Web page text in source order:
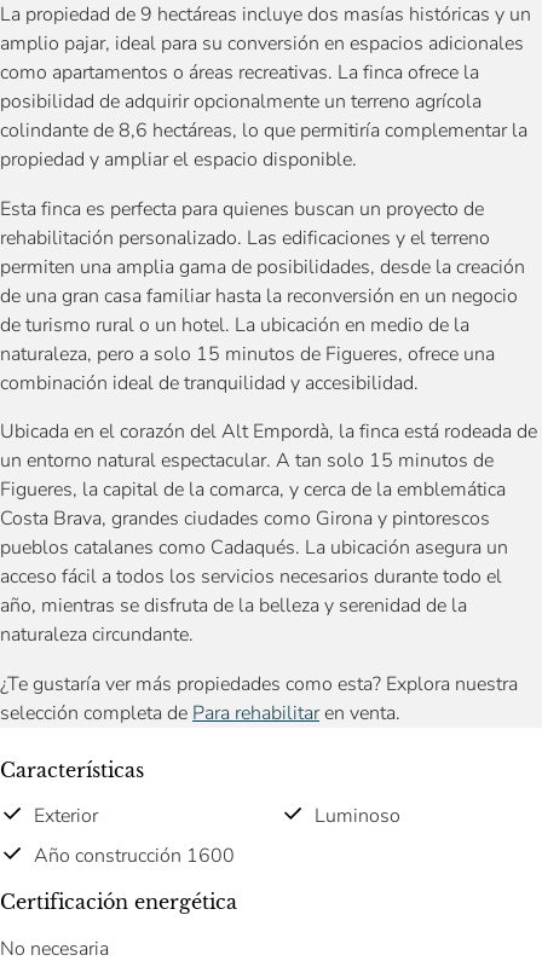
La propiedad de 9 hectáreas incluye dos masías históricas y un
amplio pajar, ideal para su conversión en espacios adicionales
como apartamentos o áreas recreativas. La finca ofrece la
posibilidad de adquirir opcionalmente un terreno agrícola
colindante de 8,6 hectáreas, lo que permitiría complementar la
propiedad y ampliar el espacio disponible.
Esta finca es perfecta para quienes buscan un proyecto de
rehabilitación personalizado. Las edificaciones y el terreno
permiten una amplia gama de posibilidades, desde la creación
de una gran casa familiar hasta la reconversión en un negocio
de turismo rural o un hotel. La ubicación en medio de la
naturaleza, pero a solo 15 minutos de Figueres, ofrece una
combinación ideal de tranquilidad y accesibilidad.
Ubicada en el corazón del Alt Empordà, la finca está rodeada de
un entorno natural espectacular. A tan solo 15 minutos de
Figueres, la capital de la comarca, y cerca de la emblemática
Costa Brava, grandes ciudades como Girona y pintorescos
pueblos catalanes como Cadaqués. La ubicación asegura un
acceso fácil a todos los servicios necesarios durante todo el
año, mientras se disfruta de la belleza y serenidad de la
naturaleza circundante.
¿Te gustaría ver más propiedades como esta? Explora nuestra
selección completa de Para rehabilitaren venta.
Características
Exterior
Luminoso
Año construcción 1600
Certificación energética
No necesaria